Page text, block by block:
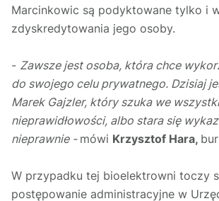
Marcinkowic są podyktowane tylko i
zdyskredytowania jego osoby.
- Zawsze jest osoba, która chce
do swojego celu prywatnego. Dzisiaj
Marek Gajzler, który szuka we
nieprawidłowości, albo stara się
nieprawnie - mówi Krzysztof Hara,
W przypadku tej bioelektrowni toczy
postępowanie administracyjne w